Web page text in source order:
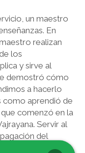
un maestro
En
realizan
los
y sirve al
demostró cómo
a hacerlo
como aprendió de
comenzó en la
Servir al
del
la traducción